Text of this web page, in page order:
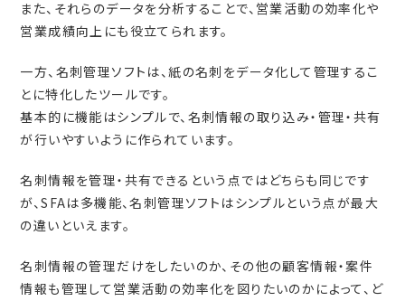
また、それらのデータを分析することで、営業活動の効率化や
営業成績向上にも役立てられます。
一方、名刺管理ソフトは、紙の名刺をデータ化して管理するこ
とに特化したツールです。
基本的に機能はシンプルで、名刺情報の取り込み・管理・共有
が行いやすいように作られています。
名刺情報を管理・共有できるという点ではどちらも同じです
が、SFAは多機能、名刺管理ソフトはシンプルという点が最大
の違いといえます。
名刺情報の管理だけをしたいのか、その他の顧客情報・案件
情報も管理して営業活動の効率化を図りたいのかによって、ど